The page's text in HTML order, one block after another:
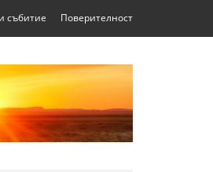
събитие Поверителност